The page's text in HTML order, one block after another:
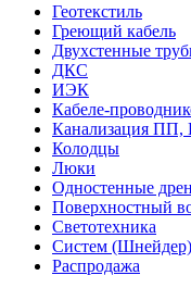
Геотекстиль
Греющий кабель
Двухстенные
ДКС
ИЭК
Кабеле-
Канализация
Колодцы
Люки
Одностенные
Поверхностный
Светотехника
Систем
Распродажа